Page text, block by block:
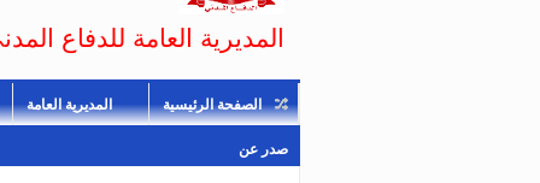
المديرية العامة للدفاع
الصفحة الرئيسية المديرية العامة
صدر عن